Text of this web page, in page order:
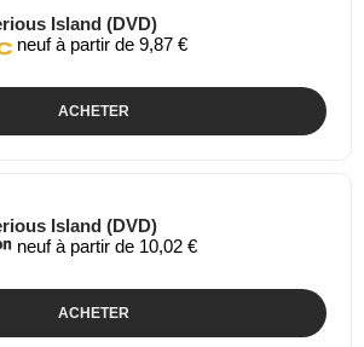
Island (DVD)
neuf à partir de 9,87 €
ACHETER
Island (DVD)
neuf à partir de 10,02 €
ACHETER